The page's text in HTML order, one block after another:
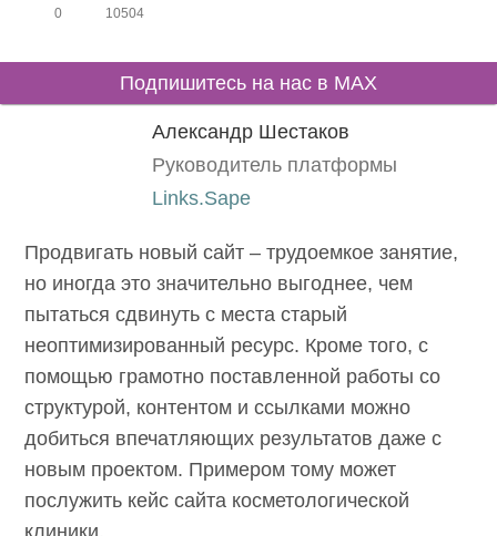
0 10504
Подпишитесь на нас в MAX
Александр Шестаков
Руководитель платформы
Links.Sape
Продвигать новый сайт – трудоемкое занятие,
но иногда это значительно выгоднее, чем
пытаться сдвинуть с места старый
неоптимизированный ресурс. Кроме того, с
помощью грамотно поставленной работы со
структурой, контентом и ссылками можно
добиться впечатляющих результатов даже с
новым проектом. Примером тому может
послужить кейс сайта косметологической
клиники.